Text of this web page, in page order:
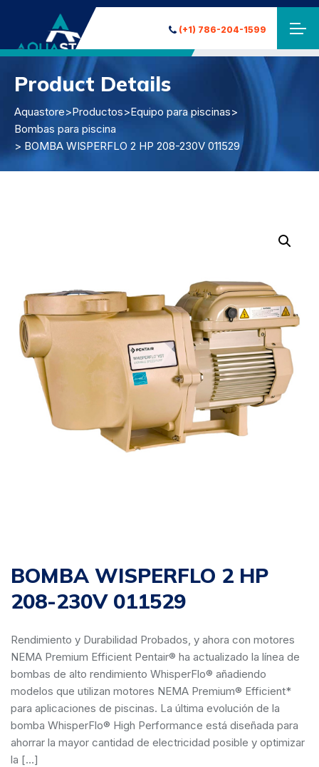
(+1) 786-204-1599
Product Details
Aquastore>Productos>Equipo para piscinas>
Bombas para piscina
> BOMBA WISPERFLO 2 HP 208-230V 011529
BOMBA WISPERFLO 2 HP
208-230V 011529
Rendimiento y Durabilidad Probados, y ahora con motores
NEMA Premium Efficient Pentair® ha actualizado la línea de
bombas de alto rendimiento WhisperFlo® añadiendo
modelos que utilizan motores NEMA Premium® Efficient*
para aplicaciones de piscinas. La última evolución de la
bomba WhisperFlo® High Performance está diseñada para
ahorrar la mayor cantidad de electricidad posible y optimizar
la […]